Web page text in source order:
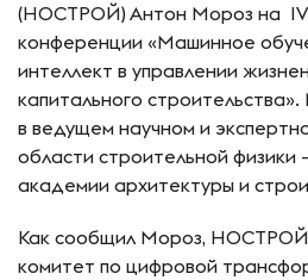
(НОСТРОЙ) Антон Мороз на IV
конференции «Машинное
интеллект в управлении
капитального
в ведущем научном и
области строительной
академии архитектуры и
Как сообщил Мороз, НОСТРОЙ
комитет по цифровой